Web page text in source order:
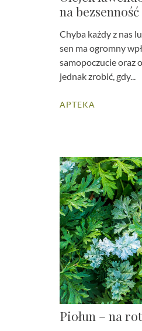
na bezsenność
Chyba każdy z nas
sen ma ogromny
samopoczucie oraz
jednak zrobić, gdy...
APTEKA
Piołun – na